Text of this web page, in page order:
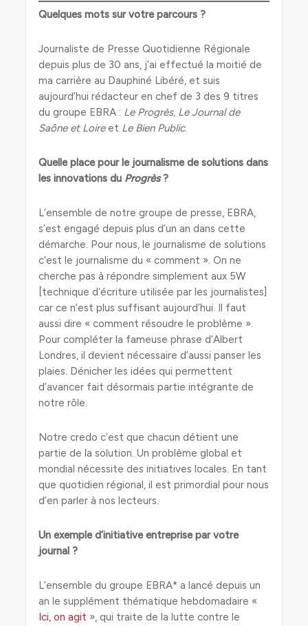
Quelques mots sur votre parcours ?
Journaliste de Presse Quotidienne Régionale
depuis plus de 30 ans, j’ai effectué la moitié de
ma carrière au Dauphiné Libéré, et suis
aujourd’hui rédacteur en chef de 3 des 9 titres
du groupe EBRA : Le Progrès, Le Journal de
Saône et Loireet Le Bien Public.
Quelle place pour le journalisme de solutions dans
les innovations du Progrès?
L’ensemble de notre groupe de presse, EBRA,
s’est engagé depuis plus d’un an dans cette
démarche. Pour nous, le journalisme de solutions
c’est le journalisme du « comment ». On ne
cherche pas à répondre simplement aux 5W
[technique d’écriture utilisée par les journalistes]
car ce n’est plus suffisant aujourd’hui. Il faut
aussi dire « comment résoudre le problème ».
Pour compléter la fameuse phrase d’Albert
Londres, il devient nécessaire d’aussi panser les
plaies. Dénicher les idées qui permettent
d’avancer fait désormais partie intégrante de
notre rôle.
Notre credo c’est que chacun détient une
partie de la solution. Un problème global et
mondial nécessite des initiatives locales. En tant
que quotidien régional, il est primordial pour nous
d’en parler à nos lecteurs.
Un exemple d’initiative entreprise par votre
journal ?
L’ensemble du groupe EBRA* a lancé depuis un
an le supplément thématique hebdomadaire «
Ici, on agit », qui traite de la lutte contre le